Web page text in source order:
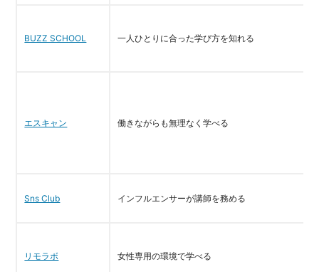
BUZZ SCHOOL 一人ひとりに合った学び方を知れる
エスキャン 働きながらも無理なく学べる
Sns Club インフルエンサーが講師を務める
リモラボ 女性専用の環境で学べる